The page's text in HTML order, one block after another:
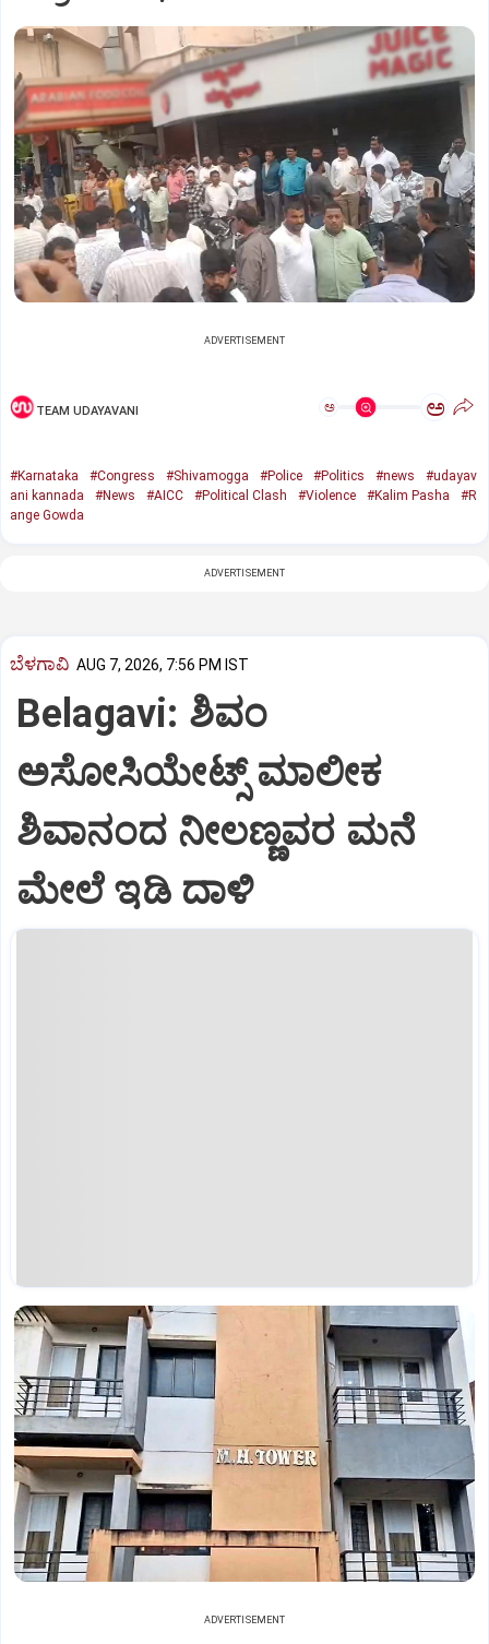
ADVERTISEMENT
TEAM UDAYAVANI ಅ ಅ
#Karnataka #Congress #Shivamogga #Police #Politics #news
#udayav
ani kannada
#News #AICC #Political Clash #Violence #Kalim Pasha
#R
ange Gowda
ADVERTISEMENT
ಬೆಳಗಾವಿ AUG 7, 2026, 7:56 PM IST
Belagavi: ಶಿವಂ
ಅಸೋಸಿಯೇಟ್ಸ್ ಮಾಲೀಕ
ಶಿವಾನಂದ ನೀಲಣ್ಣವರ ಮನೆ
ಮೇಲೆ ಇಡಿ‌ ದಾಳಿ
ADVERTISEMENT